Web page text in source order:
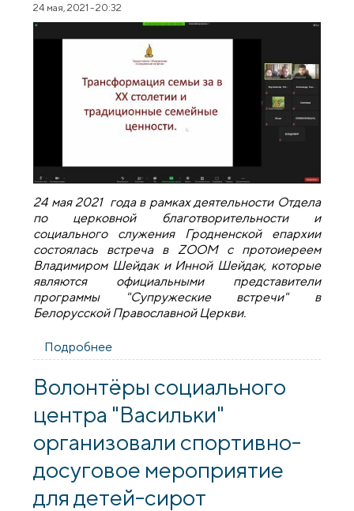
24 мая, 2021 - 20:32
24 мая 2021 года в рамках деятельности Отдела
по церковной благотворительности и
социального служения Гродненской епархии
состоялась встреча в ZOOM с протоиереем
Владимиром Шейдак и Инной Шейдак, которые
являются официальными представители
программы "Супружеские встречи" в
Белорусской Православной Церкви.
Подробнее
Владимиром и Инной Шейдак
на тему «Супружеские встречи»
Волонтёры социального
центра "Васильки"
организовали спортивно-
досуговое мероприятие
для детей-сирот